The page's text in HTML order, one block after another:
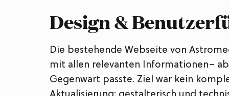
Design &
Die bestehende Webseite von
mit allen relevanten Informationen–
Gegenwart passte. Ziel war kein